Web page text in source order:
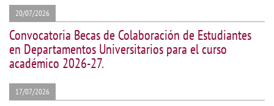
20/07/2026
Convocatoria Becas de Colaboración de Estudiantes
en Departamentos Universitarios para el curso
académico 2026-27.
17/07/2026